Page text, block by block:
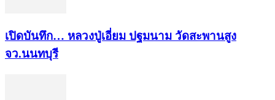
เปิดบันทึก… หลวงปู่เอี่ยม ​ปฐม​นาม​ วัดสะพานสูง​
จว.นนทบุรี